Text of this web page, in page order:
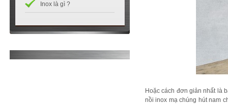
Inox là gì ?
Hoặc cách đơn giản nhất là
nồi inox mạ chúng hút nam